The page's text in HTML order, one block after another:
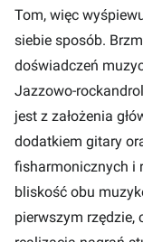
Tom, więc
siebie sposób.
doświadczeń
Jazzowo-
jest z założenia
dodatkiem gitary
fisharmonicznych i
bliskość obu
pierwszym rzędzie,